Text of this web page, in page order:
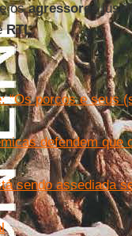
osagressores
RTL.
“Os porcos e seus
defendem que
sendo assediada